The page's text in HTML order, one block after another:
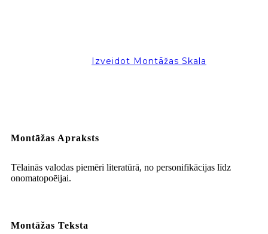
Izveidot Montāžas Skala
Montāžas Apraksts
Tēlainās valodas piemēri literatūrā, no personifikācijas līdz
onomatopoēijai.
Montāžas Teksta